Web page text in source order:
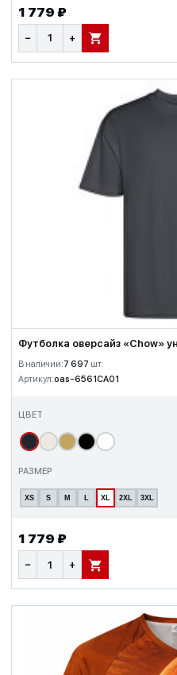
1 779 ₽
− + В КОРЗИНУ
Футболка оверсайз «Chow»
В наличии:7 697 шт.
Артикул:oas-6561CA01
ЦВЕТ
РАЗМЕР
XS S M L XL 2XL 3XL
1 779 ₽
− + В КОРЗИНУ